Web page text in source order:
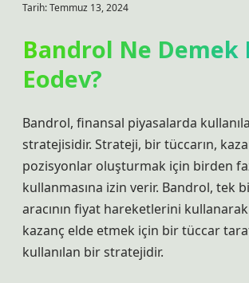
Tarih: Temmuz 13, 2024
Bandrol Ne Demek
Eodev?
Bandrol, finansal piyasalarda
stratejisidir. Strateji, bir tüccarın,
pozisyonlar oluşturmak için birden
kullanmasına izin verir. Bandrol, tek
aracının fiyat hareketlerini
kazanç elde etmek için bir tüccar
kullanılan bir stratejidir.